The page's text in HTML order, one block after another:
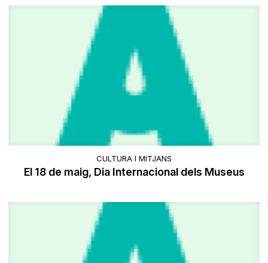
CULTURA I MITJANS
El 18 de maig, Dia Internacional dels Museus